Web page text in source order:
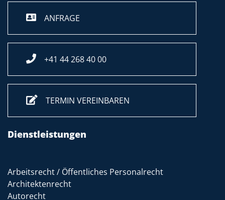
ANFRAGE
+41 44 268 40 00
TERMIN VEREINBAREN
Dienstleistungen
Arbeitsrecht / Öffentliches Personalrecht
Architektenrecht
Autorecht